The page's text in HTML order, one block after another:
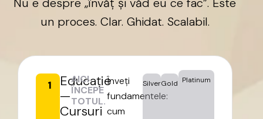
un proces. Clar. Ghidat. Scalabil.
1
Educație
—
Cursuri
AICI
ÎNCEPE
TOTUL.
Înveți
fundamentele:
cum
SilverGold Platinum